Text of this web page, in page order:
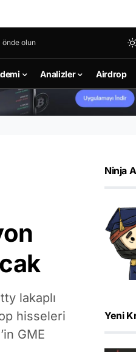
önde olun
Analizler Airdrop
lakaplı
hisseleri
GME
Ninja
Yeni